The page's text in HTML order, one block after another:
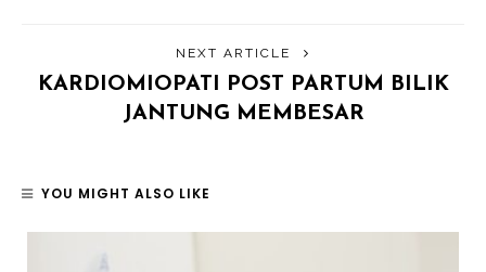
NEXT ARTICLE
KARDIOMIOPATI POST PARTUM BILIK
JANTUNG MEMBESAR
YOU MIGHT ALSO LIKE